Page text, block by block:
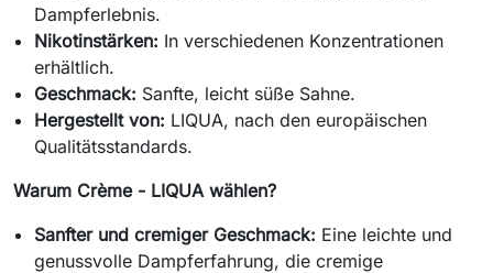
Dampferlebnis.
Nikotinstärken: In verschiedenen Konzentrationen
erhältlich.
Geschmack: Sanfte, leicht süße Sahne.
Hergestellt von: LIQUA, nach den europäischen
Qualitätsstandards.
Warum Crème - LIQUA wählen?
Sanfter und cremiger Geschmack: Eine leichte und
genussvolle Dampferfahrung, die cremige